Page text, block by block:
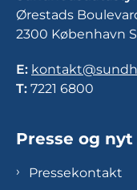
Ørestads
2300 København S
E:
T: 7221 6800
Presse og nyt
Pressekontakt